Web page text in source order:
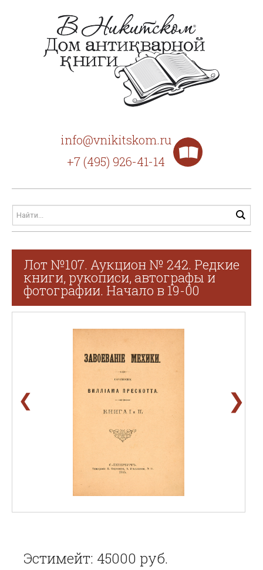
info@vnikitskom.ru
+7 (495) 926-41-14
Лот №107. Аукцион № 242. Редкие
книги, рукописи, автографы и
фотографии. Начало в 19-00
❮ ❯
Эстимейт: 45000 руб.